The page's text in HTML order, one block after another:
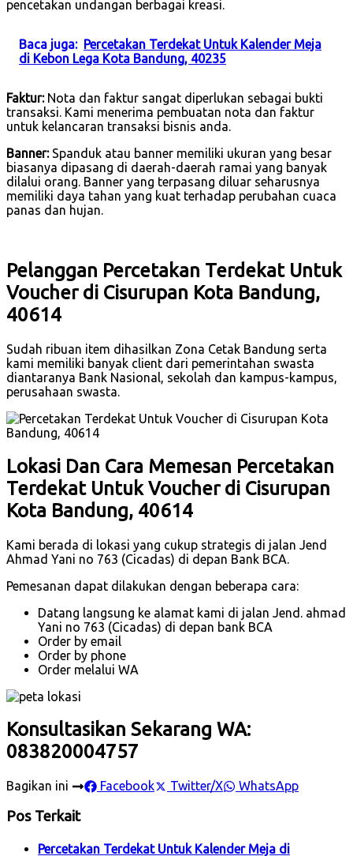
pencetakan undangan berbagai kreasi.
Baca juga: Percetakan Terdekat Untuk Kalender Meja
di Kebon Lega Kota Bandung, 40235
Faktur:Nota dan faktur sangat diperlukan sebagai bukti
transaksi. Kami menerima pembuatan nota dan faktur
untuk kelancaran transaksi bisnis anda.
Banner:Spanduk atau banner memiliki ukuran yang besar
biasanya dipasang di daerah-daerah ramai yang banyak
dilalui orang. Banner yang terpasang diluar seharusnya
memiliki daya tahan yang kuat terhadap perubahan cuaca
panas dan hujan.
Pelanggan Percetakan Terdekat Untuk
Voucher di Cisurupan Kota Bandung,
40614
Sudah ribuan item dihasilkan Zona Cetak Bandung serta
kami memiliki banyak client dari pemerintahan swasta
diantaranya Bank Nasional, sekolah dan kampus-kampus,
perusahaan swasta.
Lokasi Dan Cara Memesan Percetakan
Terdekat Untuk Voucher di Cisurupan
Kota Bandung, 40614
Kami berada di lokasi yang cukup strategis di jalan Jend
Ahmad Yani no 763 (Cicadas) di depan Bank BCA.
Pemesanan dapat dilakukan dengan beberapa cara:
Datang langsung ke alamat kami di jalan Jend. ahmad
Yani no 763 (Cicadas) di depan bank BCA
Order by email
Order by phone
Order melalui WA
Konsultasikan Sekarang WA:
083820004757
Bagikan ini Facebook Twitter/X WhatsApp
Pos Terkait
Percetakan Terdekat Untuk Kalender Meja di